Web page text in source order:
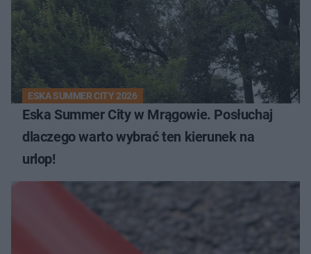
ESKA SUMMER CITY 2026
Eska Summer City w Mrągowie. Posłuchaj
dlaczego warto wybrać ten kierunek na
urlop!